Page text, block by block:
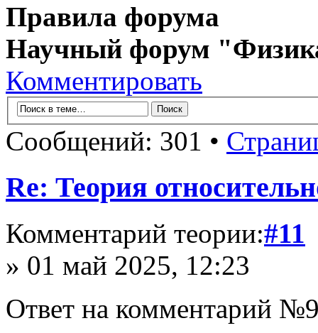
Правила форума
Научный форум
Комментировать
Сообщений: 301 •
Re: Теория
Комментарий теории:#11
» 01 май 2025, 12:23
Ответ на комментарий